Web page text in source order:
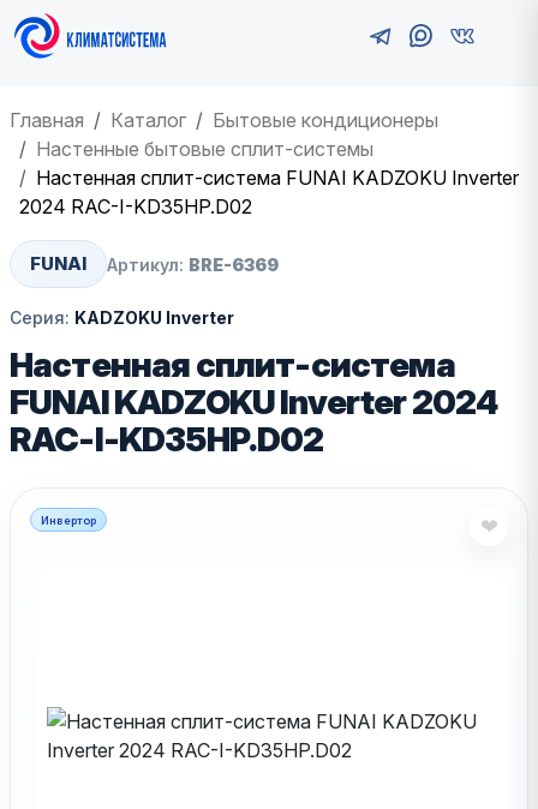
Главная Каталог
Бытовые кондиционеры
Настенные бытовые сплит-системы
Настенная сплит-система FUNAI KADZOKU Inverter
2024 RAC-I-KD35HP.D02
FUNAI Артикул: BRE-6369
Серия: KADZOKU Inverter
Настенная сплит-система
FUNAI KADZOKU Inverter 2024
RAC-I-KD35HP.D02
Инвертор ❤